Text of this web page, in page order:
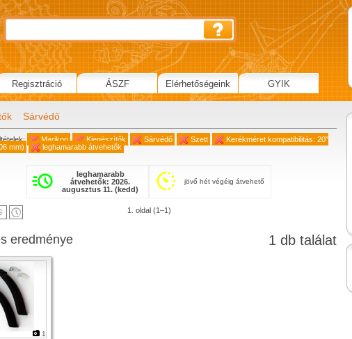
Sárvédő
Marikoo Kiegészítők Sárvédő Szett
Kerékméret kompatibilitás: 20"
mm)
leghamarabb átvehetők
leghamarabb
átvehetők: 2026.
augusztus 11. (kedd)
jövő hét végéig átvehető
1. oldal (1–1)
1 db találat
eredménye
1
Regisztráció ÁSZF Elérhetőségeink GYIK